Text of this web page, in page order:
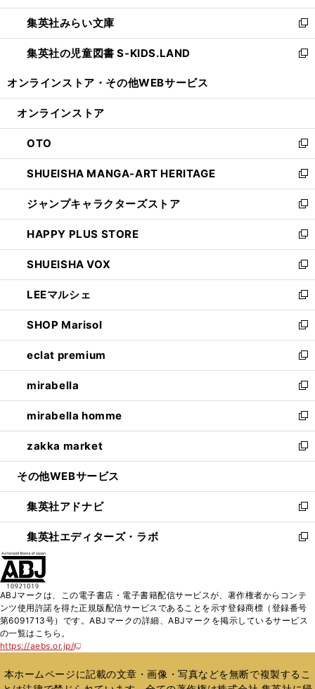
開
く
ウ
で
開
く
ン
ド
ウ
で
ウ
ィ
ン
ド
開
集英社みらい文庫
新
し
い
ン
ウ
で
開
く
集英社の児童図書 S-KIDS.LAND
新
ウ
ン
ド
ウ
で
開
く
オンラインストア・ その他WEBサービス
オンラインストア
OTO
新
し
い
ウ
ィ
ン
ド
ウ
で
開
く
SHUEISHA MANGA-ART HERITAGE
新
し
い
ウ
ィ
ン
ド
ウ
で
開
く
ジャンプキャラクターズストア
新
し
い
ウ
ィ
ン
ド
ウ
で
開
く
HAPPY PLUS STORE
新
し
い
ウ
ィ
ン
ド
ウ
で
開
く
SHUEISHA VOX
新
し
い
ウ
ィ
ン
ド
ウ
で
開
く
LEEマルシェ
新
し
い
ウ
ィ
ン
ド
ウ
で
開
く
SHOP Marisol
新
し
い
ウ
ィ
ン
ド
ウ
で
開
eclat premium
新
し
い
ウ
ィ
ン
ド
ウ
開
く
mirabella
新
し
い
ウ
ィ
ン
ウ
で
開
く
mirabella homme
新
し
い
ウ
ン
ド
ウ
で
zakka market
新
し
ウ
ィ
ン
ド
く
その他WEBサービス
集英社アドナビ
新
し
い
ド
ウ
で
集英社エディターズ・ラボ
新
ィ
ン
ド
開
ABJマークは、この電子書店・電子書籍配信サービスが、著作権者からコンテ
ンツ使用許諾を得た正規版配信サービスであることを示す登録商標（登録番号
第6091713号）です。ABJマークの詳細、ABJマークを掲示しているサービス
の一覧はこちら。
https://aebs.or.jp/
新
い
ウ
本ホームページに記載の文章・画像・写真などを無断で複製するこ